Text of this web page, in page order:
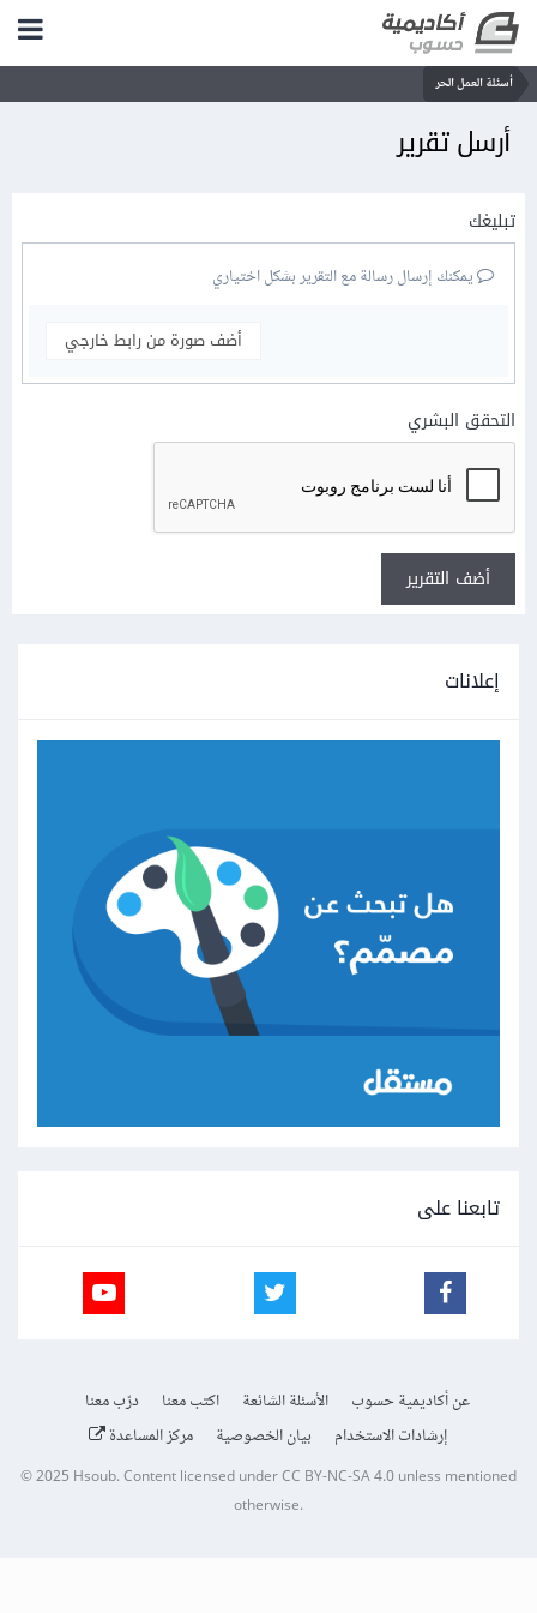
أسئلة العمل الحر
أرسل تقرير
تبليغك
يمكنك إرسال رسالة مع التقرير بشكل اختياري
أضف صورة من رابط خارجي
التحقق البشري
أضف التقرير
إعلانات
تابعنا على
عن أكاديمية حسوب الأسئلة الشائعة اكتب معنا
درّب معنا
إرشادات الاستخدام
بيان الخصوصية مركز المساعدة
© 2025 Hsoub.Content licensed underCC BY-NC-SA 4.0unless mentioned
otherwise.